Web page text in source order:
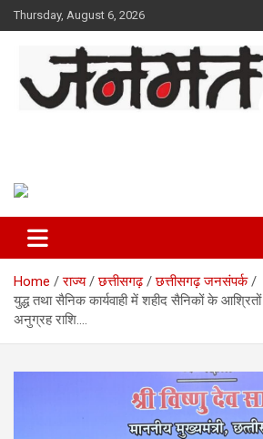
Skip
to
Thursday, August 6, 2026
Home राज्य छत्तीसगढ़
छत्तीसगढ़ जनसंपर्क
युद्ध तथा सैनिक कार्यवाही में शहीद सैनिकों के
अनुग्रह राशि….